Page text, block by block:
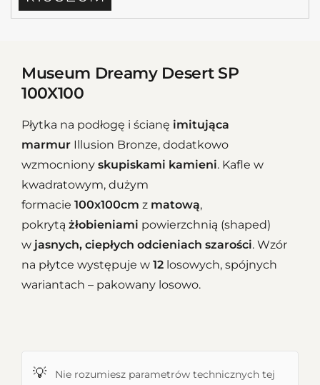
Museum Dreamy Desert SP
100X100
Płytka na podłogę i ścianę imitująca
marmur Illusion Bronze, dodatkowo
wzmocniony skupiskami kamieni. Kafle w
kwadratowym, dużym
formacie 100x100cm z matową,
pokrytą żłobieniami powierzchnią (shaped)
w jasnych, ciepłych odcieniach szarości. Wzór
na płytce występuje w 12 losowych, spójnych
wariantach – pakowany losowo.
💡
Nie rozumiesz parametrów technicznych tej